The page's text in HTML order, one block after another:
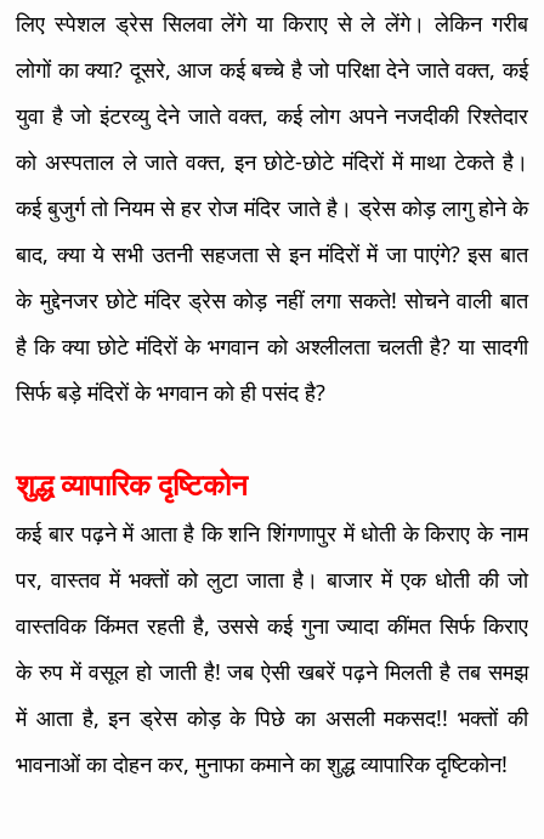
लिए स्पेशल ड्रेस सिलवा लेंगे या किराए से ले लेंगे। लेकिन गरीब
लोगों का क्या? दूसरे, आज कई बच्चे है जो परिक्षा देने जाते वक्त, कई
युवा है जो इंटरव्यु देने जाते वक्त, कई लोग अपने नजदीकी रिश्तेदार
को अस्पताल ले जाते वक्त, इन छोटे-छोटे मंदिरों में माथा टेकते है।
कई बुजुर्ग तो नियम से हर रोज मंदिर जाते है। ड्रेस कोड़ लागु होने के
बाद, क्या ये सभी उतनी सहजता से इन मंदिरों में जा पाएंगे? इस बात
के मुद्देनजर छोटे मंदिर ड्रेस कोड़ नहीं लगा सकते! सोचने वाली बात
है कि क्या छोटे मंदिरों के भगवान को अश्लीलता चलती है? या सादगी
सिर्फ बड़े मंदिरों के भगवान को ही पसंद है?
शुद्ध व्यापारिक दृष्टिकोन
कई बार पढ़ने में आता है कि शनि शिंगणापुर में धोती के किराए के नाम
पर, वास्तव में भक्तों को लुटा जाता है। बाजार में एक धोती की जो
वास्तविक किंमत रहती है, उससे कई गुना ज्यादा कींमत सिर्फ किराए
के रुप में वसूल हो जाती है! जब ऐसी खबरें पढ़ने मिलती है तब समझ
में आता है, इन ड्रेस कोड़ के पिछे का असली मकसद!! भक्तों की
भावनाओं का दोहन कर, मुनाफा कमाने का शुद्ध व्यापारिक दृष्टिकोन!